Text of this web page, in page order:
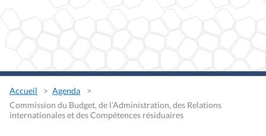
Accueil
Agenda
Commission du Budget, de l’Administration, des Relations
internationales et des Compétences résiduaires